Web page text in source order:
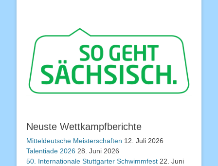
Neuste Wettkampfberichte
Mitteldeutsche Meisterschaften 12. Juli 2026
Talentiade 2026 28. Juni 2026
50. Internationale Stuttgarter Schwimmfest 22. Juni